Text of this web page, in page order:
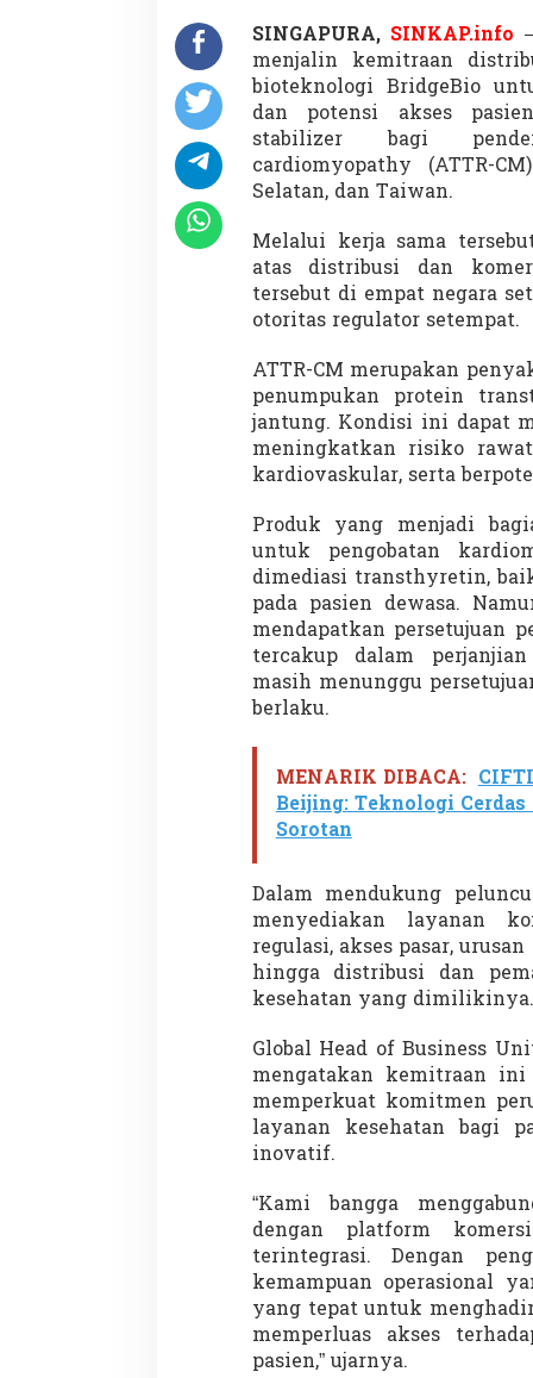
J
n
t
u
g
L
a
g
k
a
S
i
p
D
i
p
e
r
u
a
s
G
l
o
l
SINGAPURA,SINKAP.info
menjalin kemitraan
bioteknologi BridgeBio
dan potensi akses
stabilizer bagi
cardiomyopathy (ATTR-
Selatan, dan Taiwan.
Melalui kerja sama
atas distribusi dan
tersebut di empat negara
otoritas regulator setempat.
ATTR-CM merupakan
penumpukan protein
jantung. Kondisi ini dapat
meningkatkan risiko
kardiovaskular, serta
Produk yang menjadi
untuk pengobatan
dimediasi transthyretin,
pada pasien dewasa.
mendapatkan persetujuan
tercakup dalam
masih menunggu
berlaku.
MENARIK DIBACA:
Beijing: Teknologi
Sorotan
Dalam mendukung
menyediakan layanan
regulasi, akses pasar,
hingga distribusi dan
kesehatan yang dimilikinya.
Global Head of Business
mengatakan kemitraan
memperkuat komitmen
layanan kesehatan bagi
inovatif.
“Kami bangga
dengan platform
terintegrasi. Dengan
kemampuan operasional
yang tepat untuk
memperluas akses
pasien,” ujarnya.
Demonstrasi Gen-Z Guncang
Nepal, PM Mundur Mendadak
Setelah Gedung Parlemen Dibakar
12 September 2025
Cegah Konflik
Penataan Ruang
Di NASIONAL, SOROTAN